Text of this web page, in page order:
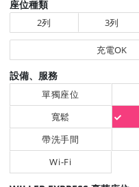
座位種類
2列 3列
充電OK
設備、服務
單獨座位
寬鬆
帶洗手間
Wi-Fi